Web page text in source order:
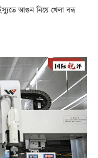
আগুন নিয়ে খেলা বন্ধ